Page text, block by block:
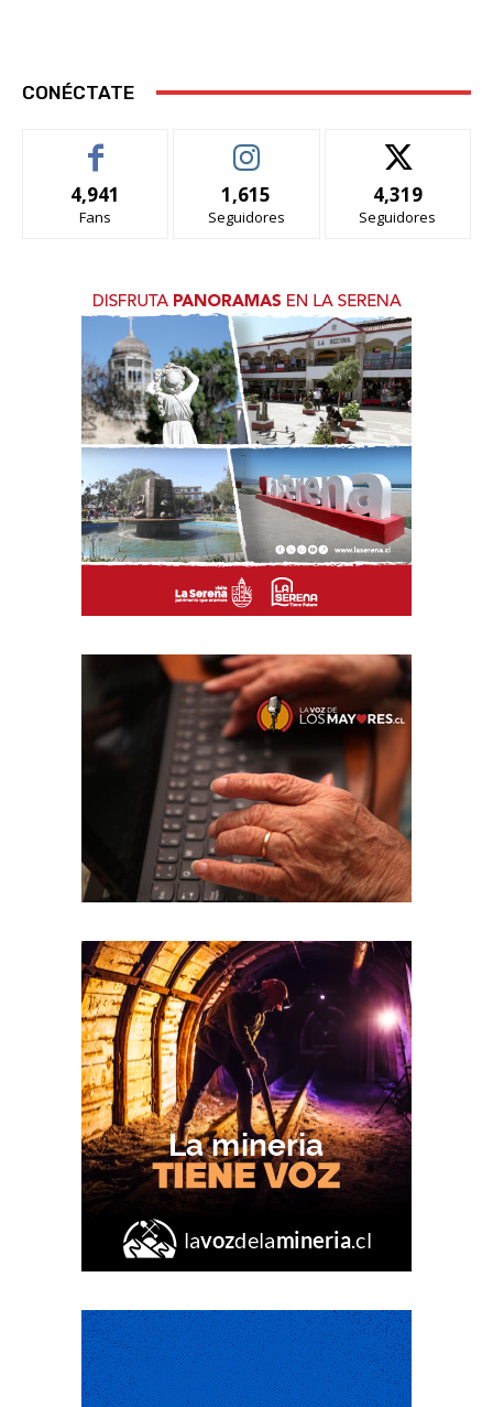
CONÉCTATE
4,941
Fans
1,615
Seguidores
4,319
Seguidores